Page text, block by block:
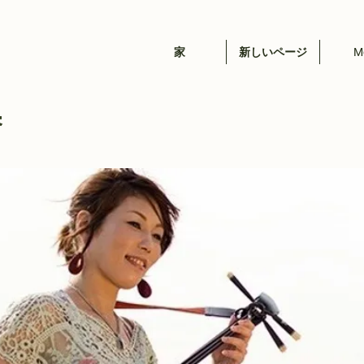
家 新しいページ